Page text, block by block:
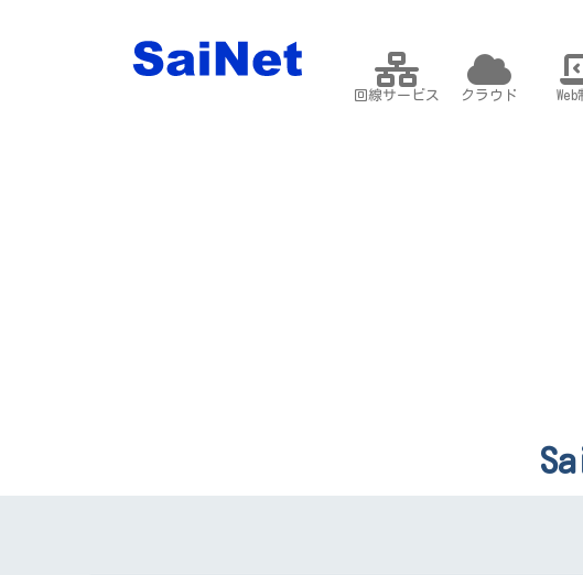
回線サービス クラウド